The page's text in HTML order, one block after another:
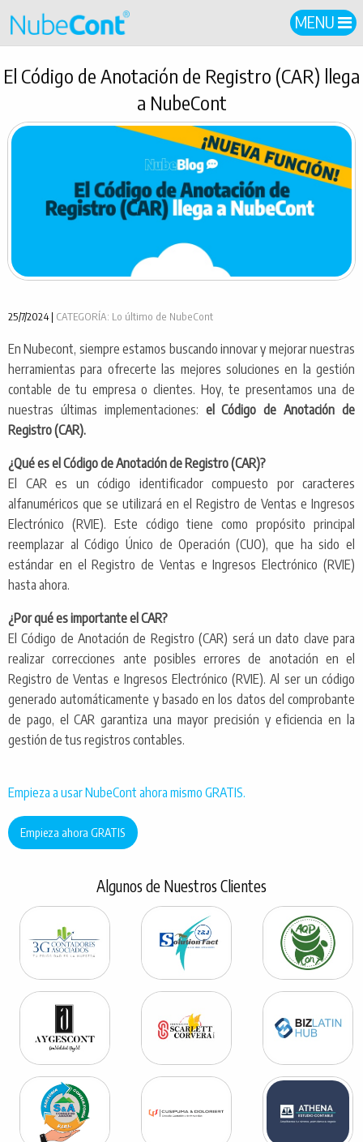
MENU
El Código de Anotación de Registro (CAR) llega
a NubeCont
25/7/2024 | CATEGORÍA: Lo último de NubeCont
En Nubecont, siempre estamos buscando innovar y mejorar nuestras
herramientas para ofrecerte las mejores soluciones en la gestión
contable de tu empresa o clientes. Hoy, te presentamos una de
nuestras últimas implementaciones: el Código de Anotación de
Registro (CAR).
¿Qué es el Código de Anotación de Registro (CAR)?
El CAR es un código identificador compuesto por caracteres
alfanuméricos que se utilizará en el Registro de Ventas e Ingresos
Electrónico (RVIE). Este código tiene como propósito principal
reemplazar al Código Único de Operación (CUO), que ha sido el
estándar en el Registro de Ventas e Ingresos Electrónico (RVIE)
hasta ahora.
¿Por qué es importante el CAR?
El Código de Anotación de Registro (CAR) será un dato clave para
realizar correcciones ante posibles errores de anotación en el
Registro de Ventas e Ingresos Electrónico (RVIE). Al ser un código
generado automáticamente y basado en los datos del comprobante
de pago, el CAR garantiza una mayor precisión y eficiencia en la
gestión de tus registros contables.
Empieza a usar NubeCont ahora mismo GRATIS.
Empieza ahora GRATIS
Algunos de Nuestros Clientes